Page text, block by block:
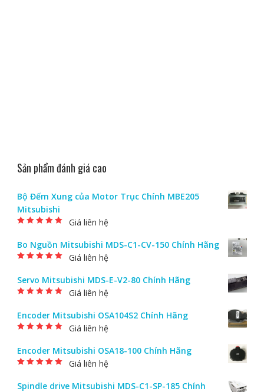
Sản phẩm đánh giá cao
Bộ Đếm Xung của Motor Trục Chính MBE205
Mitsubishi
Giá liên hệ
Bo Nguồn Mitsubishi MDS-C1-CV-150 Chính Hãng
Giá liên hệ
Servo Mitsubishi MDS-E-V2-80 Chính Hãng
Giá liên hệ
Encoder Mitsubishi OSA104S2 Chính Hãng
Giá liên hệ
Encoder Mitsubishi OSA18-100 Chính Hãng
Giá liên hệ
Spindle drive Mitsubishi MDS-C1-SP-185 Chính